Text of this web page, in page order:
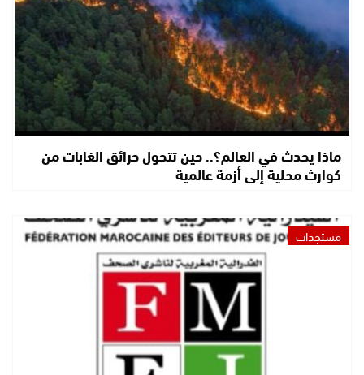
ماذا يحدث في العالم؟.. حين تتحول حرائق الغابات من
كوارث محلية إلى أزمة عالمية
مستجدات